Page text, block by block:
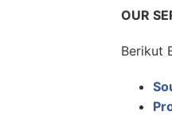
OUR
Berikut